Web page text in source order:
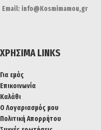
Email: info@Kosmimamou,gr
ΧΡΉΣΙΜΑ LINKS
Για εμάς
Επικοινωνία
Καλάθι
Ο Λογαριασμός μου
Πολιτική Απορρήτου